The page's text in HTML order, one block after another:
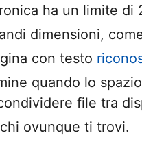
ha un limite di
dimensioni,
con testo
quando lo
file tra
ovunque ti trovi.